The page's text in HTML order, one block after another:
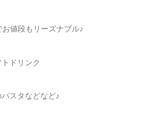
値段もリーズナブル♪
ドリンク
スタなどなど♪